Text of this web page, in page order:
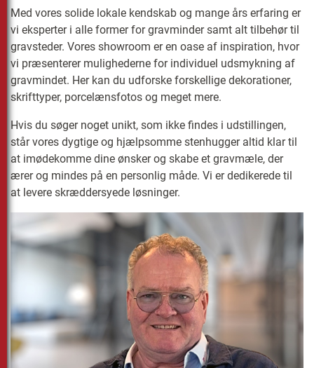
Med vores solide lokale kendskab og mange års erfaring er
vi eksperter i alle former for gravminder samt alt tilbehør til
gravsteder. Vores showroom er en oase af inspiration, hvor
vi præsenterer mulighederne for individuel udsmykning af
gravmindet. Her kan du udforske forskellige dekorationer,
skrifttyper, porcelænsfotos og meget mere.
Hvis du søger noget unikt, som ikke findes i udstillingen,
står vores dygtige og hjælpsomme stenhugger altid klar til
at imødekomme dine ønsker og skabe et gravmæle, der
ærer og mindes på en personlig måde. Vi er dedikerede til
at levere skræddersyede løsninger.